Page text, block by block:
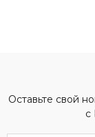
Оставьте свой
с